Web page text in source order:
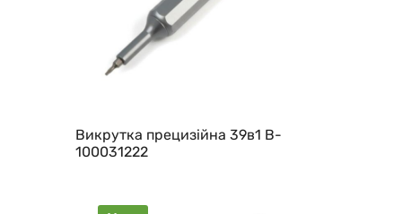
Викрутка прецизійна 39в1 B-
100031222